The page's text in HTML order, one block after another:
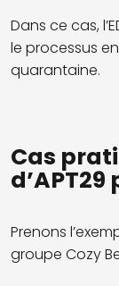
Dans ce cas,
le processus
quarantaine.
Cas
d’APT29
Prenons
groupe Cozy